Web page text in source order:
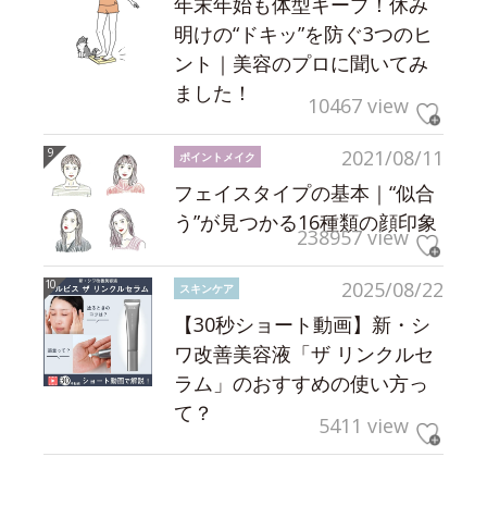
明けの“ドキッ”を防ぐ3つのヒ
ント｜美容のプロに聞いてみ
ました！
10467 view
2021/08/11
ポイントメイク
フェイスタイプの基本｜“似合
う”が見つかる16種類の顔印象
238957 view
2025/08/22
スキンケア
【30秒ショート動画】新・シ
ワ改善美容液「ザ リンクルセ
ラム」のおすすめの使い方っ
て？
5411 view